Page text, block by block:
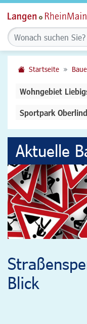
Startseite
Wohngebiet
Sportpark
Aktuelle
Blick